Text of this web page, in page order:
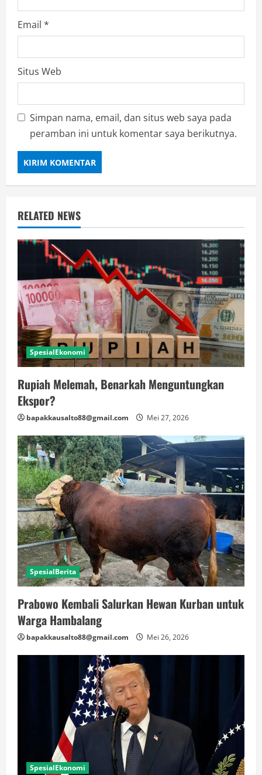
Email *
Situs Web
Simpan nama, email, dan situs web saya pada
peramban ini untuk komentar saya berikutnya.
RELATED NEWS
SpesialEkonomi
Rupiah Melemah, Benarkah Menguntungkan
Ekspor?
bapakkausalto88@gmail.com Mei 27, 2026
SpesialBerita
Prabowo Kembali Salurkan Hewan Kurban untuk
Warga Hambalang
bapakkausalto88@gmail.com Mei 26, 2026
SpesialEkonomi